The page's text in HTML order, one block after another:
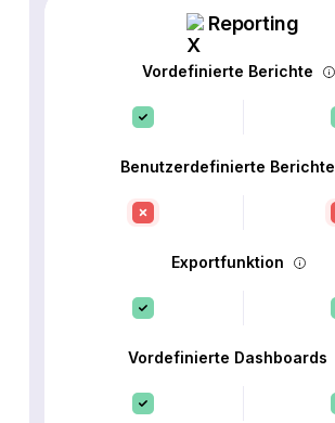
Reporting
Vordefinierte Berichte
Benutzerdefinierte Berichte
Exportfunktion
Vordefinierte Dashboards